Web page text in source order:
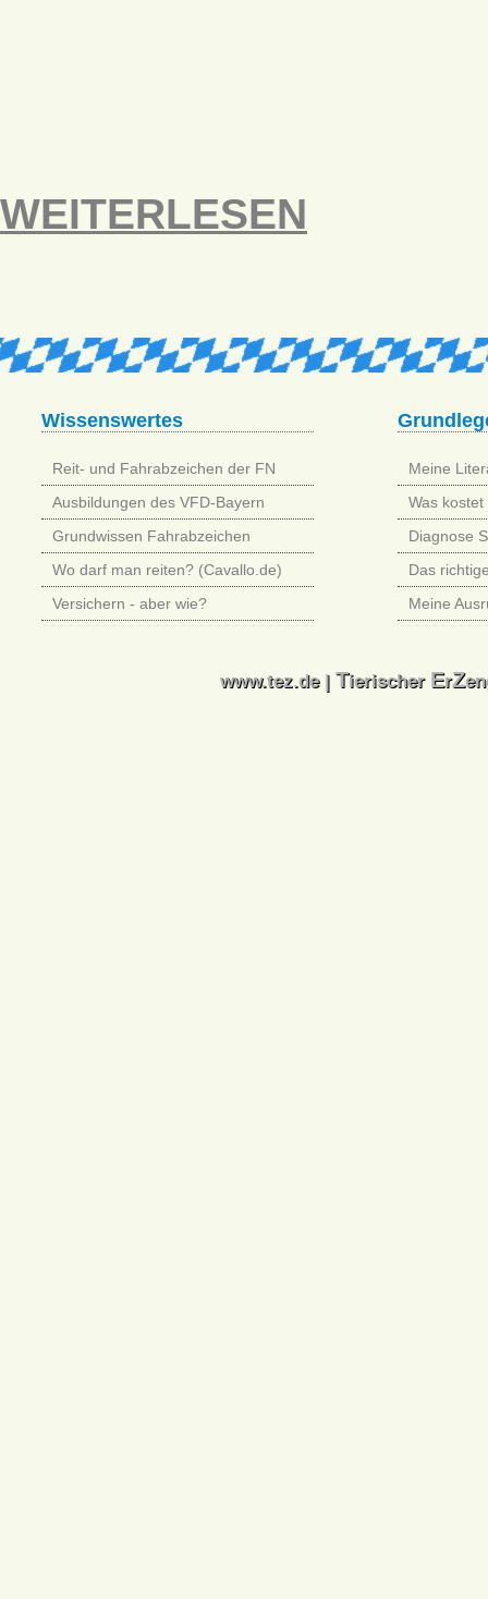
WEITERLESEN
Wissenswertes
Reit- und Fahrabzeichen der FN
Ausbildungen des VFD-Bayern
Grundwissen Fahrabzeichen
Wo darf man reiten? (Cavallo.de)
Versichern - aber wie?
Meine
Was
Diagnose
Das
Meine
www.tez.de | Tierischer ErZ
www.tez.de | Tierischer ErZ